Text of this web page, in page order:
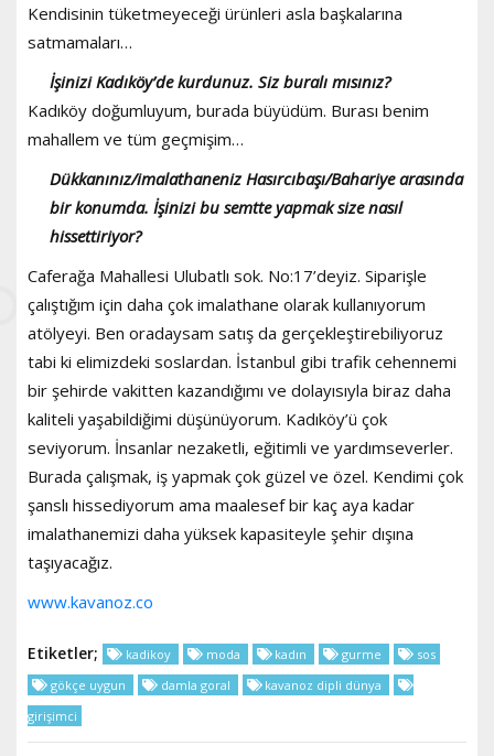
Kendisinin tüketmeyeceği ürünleri asla başkalarına
satmamaları…
İşinizi Kadıköy’de kurdunuz. Siz buralı mısınız?
Kadıköy doğumluyum, burada büyüdüm. Burası benim
mahallem ve tüm geçmişim…
Dükkanınız/imalathaneniz Hasırcıbaşı/Bahariye arasında
bir konumda. İşinizi bu semtte yapmak size nasıl
hissettiriyor?
Caferağa Mahallesi Ulubatlı sok. No:17’deyiz. Siparişle
çalıştığım için daha çok imalathane olarak kullanıyorum
atölyeyi. Ben oradaysam satış da gerçekleştirebiliyoruz
tabi ki elimizdeki soslardan. İstanbul gibi trafik cehennemi
bir şehirde vakitten kazandığımı ve dolayısıyla biraz daha
kaliteli yaşabildiğimi düşünüyorum. Kadıköy’ü çok
seviyorum. İnsanlar nezaketli, eğitimli ve yardımseverler.
Burada çalışmak, iş yapmak çok güzel ve özel. Kendimi çok
şanslı hissediyorum ama maalesef bir kaç aya kadar
imalathanemizi daha yüksek kapasiteyle şehir dışına
taşıyacağız.
www.kavanoz.co
Etiketler; kadikoy moda kadın gurme
sos
gökçe uygun
damla goral
kavanoz dipli dünya
girişimci